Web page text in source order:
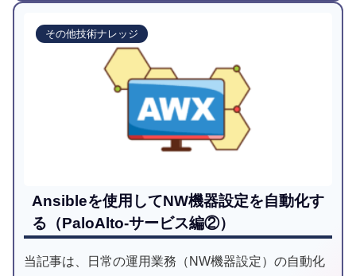
その他技術ナレッジ
Ansibleを使用してNW機器設定を自動化す
る（PaloAlto-サービス編②）
当記事は、日常の運用業務（NW機器設定）の自動化